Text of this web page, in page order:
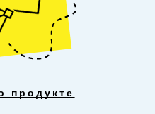
продукте